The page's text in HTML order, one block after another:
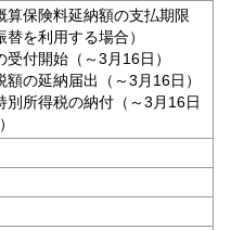
算保険料延納額の支払期限
を利用する場合）
付開始（～3月16日）
の延納届出（～3月16日）
別所得税の納付（～3月16日